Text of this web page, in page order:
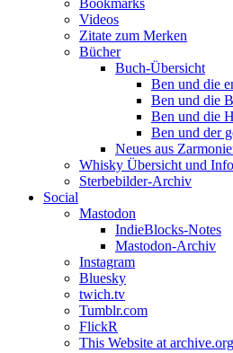
Bookmarks
Videos
Zitate zum Merken
Bücher
Buch-Übersicht
Ben und die
Ben und die
Ben und die
Ben und der
Neues aus
Whisky Übersicht und
Sterbebilder-Archiv
Social
Mastodon
IndieBlocks-Notes
Mastodon-Archiv
Instagram
Bluesky
twich.tv
Tumblr.com
FlickR
This Website at archive.org